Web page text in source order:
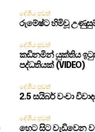
දේශීය පුවත්
රුමේෂ්ට හිමිවූ උණුසුම්
දේශීය පුවත්
කඩිනමින් යුක්තිය
පද්ධතියක් (VIDEO)
දේශීය පුවත්
2.5 සයිබර් වංචා
දේශීය පුවත්
හෙට සිට වැඩිවෙන